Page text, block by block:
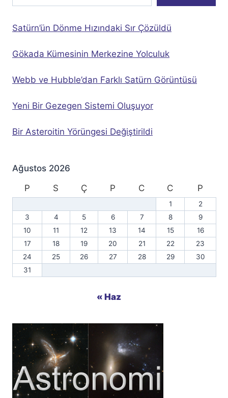
Satürn’ün Dönme Hızındaki Sır Çözüldü
Gökada Kümesinin Merkezine Yolculuk
Webb ve Hubble’dan Farklı Satürn Görüntüsü
Yeni Bir Gezegen Sistemi Oluşuyor
Bir Asteroitin Yörüngesi Değiştirildi
Ağustos 2026
P
S Ç P C C P
1
2
3
4 5 6 7 8
9
10
11 12 13 14 15
16
17
18 19 20 21 22
23
24
25 26 27 28 29
30
31
« Haz